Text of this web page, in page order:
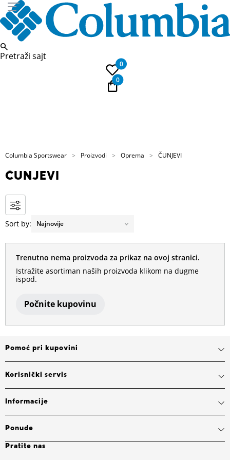
Pretraži sajt
0
0
Columbia Sportswear Proizvodi Oprema ČUNJEVI
ČUNJEVI
Sort by:
Trenutno nema proizvoda za prikaz na ovoj stranici.
Istražite asortiman naših proizvoda klikom na dugme
ispod.
Počnite kupovinu
Pomoć pri kupovini
Korisnički servis
Informacije
Ponude
Pratite nas